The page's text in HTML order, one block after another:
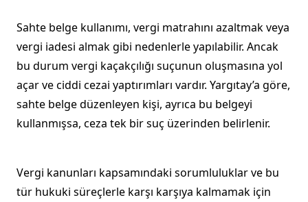
Sahte belge kullanımı, vergi matrahını azaltmak veya
vergi iadesi almak gibi nedenlerle yapılabilir. Ancak
bu durum vergi kaçakçılığı suçunun oluşmasına yol
açar ve ciddi cezai yaptırımları vardır. Yargıtay’a göre,
sahte belge düzenleyen kişi, ayrıca bu belgeyi
kullanmışsa, ceza tek bir suç üzerinden belirlenir.
Vergi kanunları kapsamındaki sorumluluklar ve bu
tür hukuki süreçlerle karşı karşıya kalmamak için